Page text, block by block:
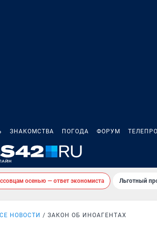
ЗНАКОМСТВА ПОГОДА ФОРУМ
осенью — ответ экономиста Льготный
НОВОСТИ ЗАКОН ОБ ИНОАГЕНТАХ